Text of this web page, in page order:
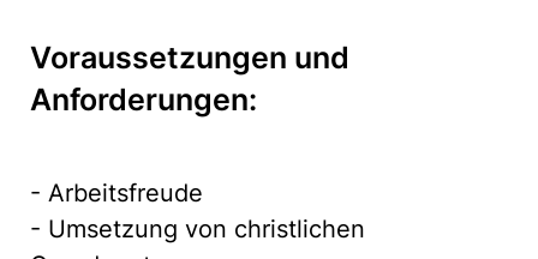
Voraussetzungen und
Anforderungen:
- Arbeitsfreude
- Umsetzung von christlichen